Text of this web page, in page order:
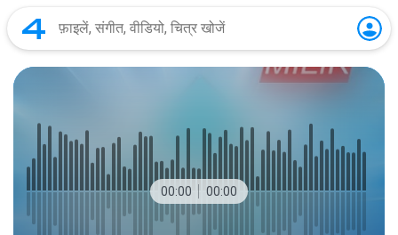
00:00 00:00